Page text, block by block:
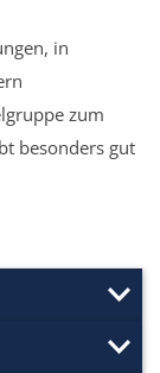
in
zum
besonders gut